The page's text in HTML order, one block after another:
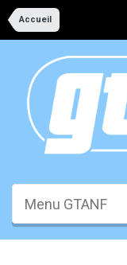
Accueil
Menu GTANF